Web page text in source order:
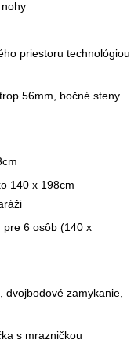
priestoru technológiou
56mm, bočné steny
140 x 198cm –
pre 6 osôb (140 x
dvojbodové zamykanie,
s mrazničkou